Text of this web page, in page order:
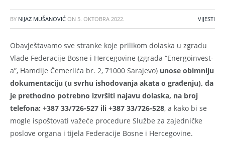
BY NIJAZ MUŠANOVIĆ ON 5. OKTOBRA 2022. VIJESTI
Obavještavamo sve stranke koje prilikom dolaska u zgradu
Vlade Federacije Bosne i Hercegovine (zgrada “Energoinvest-
a”, Hamdije Čemerlića br. 2, 71000 Sarajevo) unose obimniju
dokumentaciju (u svrhu ishodovanja akata o građenju), da
je prethodno potrebno izvršiti najavu dolaska, na broj
telefona: +387 33/726-527 ili +387 33/726-528, a kako bi se
mogle ispoštovati važeće procedure Službe za zajedničke
poslove organa i tijela Federacije Bosne i Hercegovine.